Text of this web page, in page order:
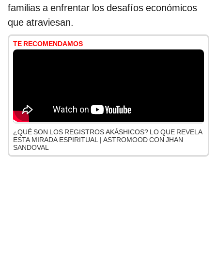
familias a enfrentar los desafíos económicos
que atraviesan.
TE RECOMENDAMOS
¿QUÉ SON LOS REGISTROS AKÁSHICOS? LO QUE REVELA
ESTA MIRADA ESPIRITUAL | ASTROMOOD CON JHAN
SANDOVAL